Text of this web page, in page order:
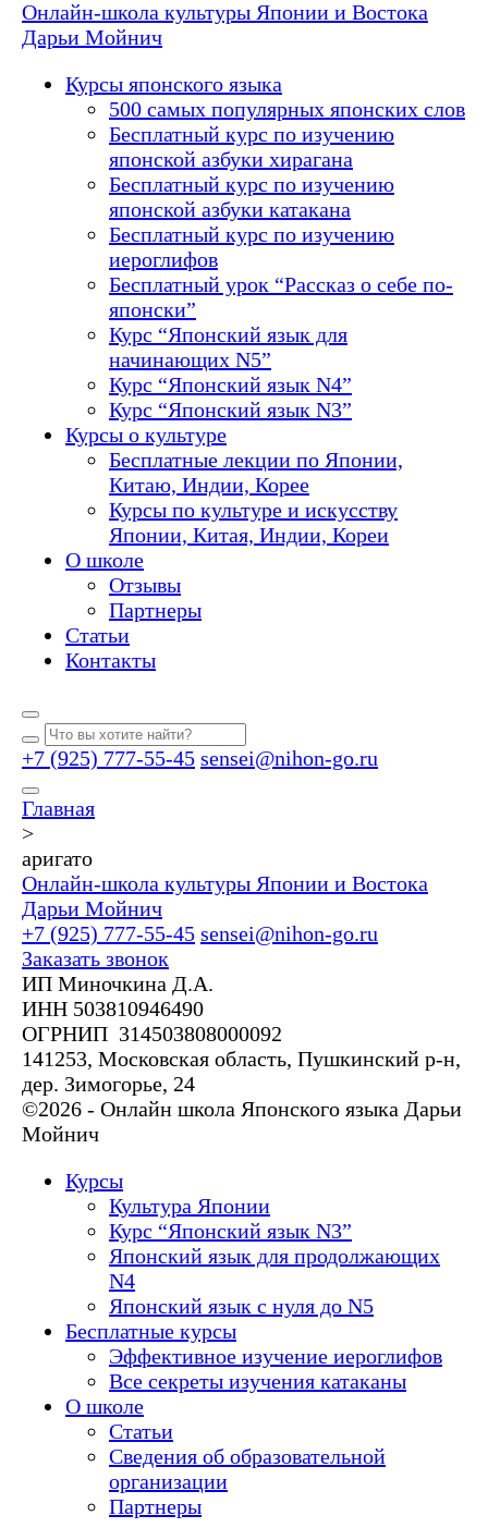
Онлайн-школа культуры Японии и Востока
Дарьи Мойнич
Курсы японского языка
500 самых популярных японских слов
Бесплатный курс по изучению
японской азбуки хирагана
Бесплатный курс по изучению
японской азбуки катакана
Бесплатный курс по изучению
иероглифов
Бесплатный урок “Рассказ о себе по-
японски”
Курс “Японский язык для
начинающих N5”
Курс “Японский язык N4”
Курс “Японский язык N3”
Курсы о культуре
Бесплатные лекции по Японии,
Китаю, Индии, Корее
Курсы по культуре и искусству
Японии, Китая, Индии, Кореи
О школе
Отзывы
Партнеры
Статьи
Контакты
+7 (925) 777-55-45 sensei@nihon-go.ru
Главная
>
аригато
Онлайн-школа культуры Японии и Востока
Дарьи Мойнич
+7 (925) 777-55-45 sensei@nihon-go.ru
Заказать звонок
ИП Миночкина Д.А.
ИНН 503810946490
ОГРНИП 314503808000092
141253, Московская область, Пушкинский р-н,
дер. Зимогорье, 24
©2026 - Онлайн школа Японского языка Дарьи
Мойнич
Курсы
Культура Японии
Курс “Японский язык N3”
Японский язык для продолжающих
N4
Японский язык с нуля до N5
Бесплатные курсы
Эффективное изучение иероглифов
Все секреты изучения катаканы
О школе
Статьи
Сведения об образовательной
организации
Партнеры